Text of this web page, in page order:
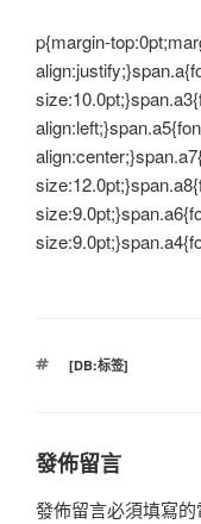
p{margin-
標
[DB:标签]
發佈留言
發佈留言必須填寫